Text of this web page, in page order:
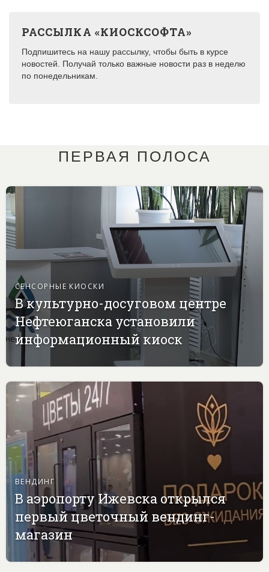
РАССЫЛКА «КИОСКСОФТА»
Подпишитесь на нашу рассылку, чтобы быть в курсе
новостей. Получай только важные новости раз в неделю
по понедельникам.
ПЕРВАЯ ПОЛОСА
СЕНСОРНЫЕ КИОСКИ
В культурно-досуговом центре
Нефтеюганска установили
информационный киоск
ВЕНДИНГ
В аэропорту Ижевска открылся
первый цветочный вендинг-
магазин